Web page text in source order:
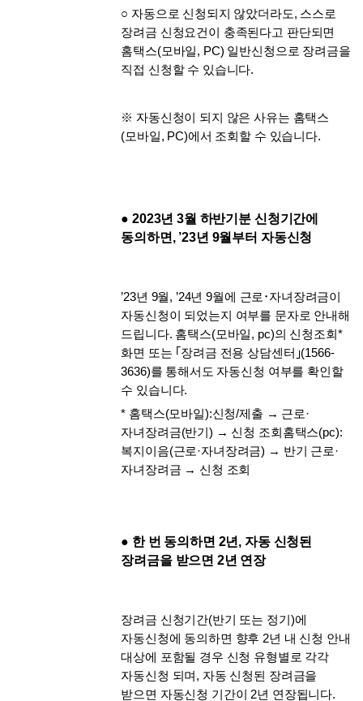
○ 자동으로 신청되지 않았더라도, 스스로
장려금 신청요건이 충족된다고 판단되면
홈택스(모바일, PC) 일반신청으로 장려금을
직접 신청할 수 있습니다.
※ 자동신청이 되지 않은 사유는 홈택스
(모바일, PC)에서 조회할 수 있습니다.
● 2023년 3월 하반기분 신청기간에
동의하면, ’23년 9월부터 자동신청
’23년 9월, ’24년 9월에 근로･자녀장려금이
자동신청이 되었는지 여부를 문자로 안내해
드립니다. 홈택스(모바일, pc)의 신청조회*
화면 또는 ｢장려금 전용 상담센터｣(1566-
3636)를 통해서도 자동신청 여부를 확인할
수 있습니다.
* 홈택스(모바일):신청/제출 → 근로·
자녀장려금(반기) → 신청 조회홈택스(pc):
복지이음(근로·자녀장려금) → 반기 근로·
자녀장려금 → 신청 조회
● 한 번 동의하면 2년, 자동 신청된
장려금을 받으면 2년 연장
장려금 신청기간(반기 또는 정기)에
자동신청에 동의하면 향후 2년 내 신청 안내
대상에 포함될 경우 신청 유형별로 각각
자동신청 되며, 자동 신청된 장려금을
받으면 자동신청 기간이 2년 연장됩니다.